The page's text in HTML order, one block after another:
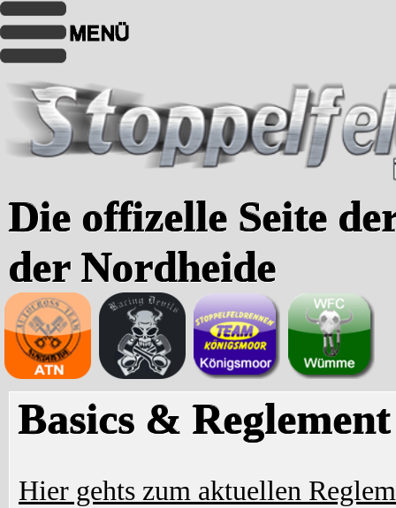
Die offizelle Seite
der Nordheide
Basics & Reglement
Hier gehts zum aktuellen